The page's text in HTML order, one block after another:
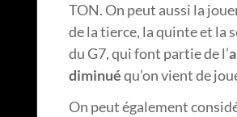
TON. On peut aussi la
de la tierce, la quinte et la
du G7, qui font partie de l’
diminuéqu’on vient de
On peut également